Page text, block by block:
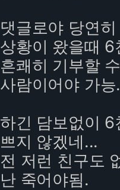
댓글로야 당연
상황이 왔을때 6
흔쾌히 기부할
사람이어야 가능
하긴 담보없이
쁘지 않겠네...
전 저런 친구도
난 죽어야됨.